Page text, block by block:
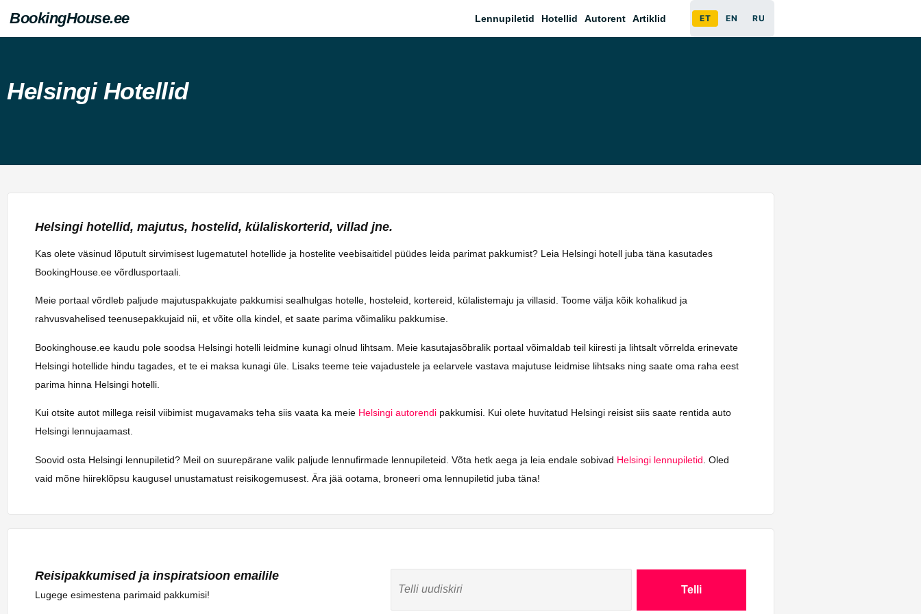
BookingHouse.ee Lennupiletid Hotellid Autorent Artiklid ET EN RU
Helsingi Hotellid
Helsingi hotellid, majutus, hostelid, külaliskorterid, villad jne.
Kas olete väsinud lõputult sirvimisest lugematutel hotellide ja hostelite veebisaitidel püüdes leida parimat pakkumist? Leia Helsingi hotell juba täna kasutades
BookingHouse.ee võrdlusportaali.
Meie portaal võrdleb paljude majutuspakkujate pakkumisi sealhulgas hotelle, hosteleid, kortereid, külalistemaju ja villasid. Toome välja kõik kohalikud ja
rahvusvahelised teenusepakkujaid nii, et võite olla kindel, et saate parima võimaliku pakkumise.
Bookinghouse.ee kaudu pole soodsa Helsingi hotelli leidmine kunagi olnud lihtsam. Meie kasutajasõbralik portaal võimaldab teil kiiresti ja lihtsalt võrrelda erinevate
Helsingi hotellide hindu tagades, et te ei maksa kunagi üle. Lisaks teeme teie vajadustele ja eelarvele vastava majutuse leidmise lihtsaks ning saate oma raha eest
parima hinna Helsingi hotelli.
Kui otsite autot millega reisil viibimist mugavamaks teha siis vaata ka meie Helsingi autorendi pakkumisi. Kui olete huvitatud Helsingi reisist siis saate rentida auto
Helsingi lennujaamast.
Soovid osta Helsingi lennupiletid? Meil on suurepärane valik paljude lennufirmade lennupileteid. Võta hetk aega ja leia endale sobivad Helsingi lennupiletid . Oled
vaid mõne hiireklõpsu kaugusel unustamatust reisikogemusest. Ära jää ootama, broneeri oma lennupiletid juba täna!
Reisipakkumised ja inspiratsioon emailile
Lugege esimestena parimaid pakkumisi! Telli